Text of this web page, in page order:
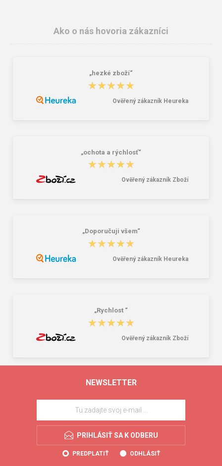
Ako o nás hovoria zákazníci
„hezké zboží“
★★★★★
★★★★★
Ověřený zákazník Heureka
„ochota a rýchlosť“
★★★★★
★★★★★
Ověřený zákazník Zboží
„Doporučuji všem“
★★★★★
★★★★★
Ověřený zákazník Heureka
„Rychlost “
★★★★★
★★★★★
Ověřený zákazník Zboží
NEWSLETTER
PRIHLÁSIŤ SA K ODBERU
PREDPLATIŤ ODHLÁSIŤ